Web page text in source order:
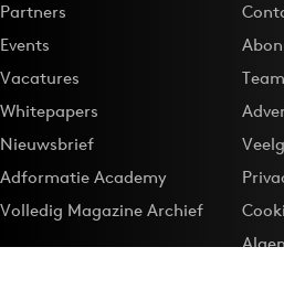
Partners
Events
Vacatures
Whitepapers
Nieuwsbrief
Adformatie Academy
Volledig Magazine Archief